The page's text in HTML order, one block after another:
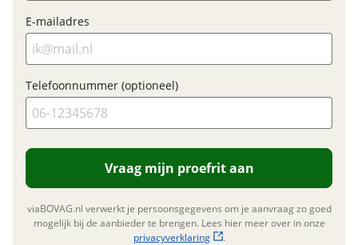
E-mailadres
Telefoonnummer (optioneel)
Vraag mijn proefrit aan
viaBOVAG.nl verwerkt je persoonsgegevens om je aanvraag zo goed
mogelijk bij de aanbieder te brengen. Lees hier meer over in onze
privacyverklaring
.